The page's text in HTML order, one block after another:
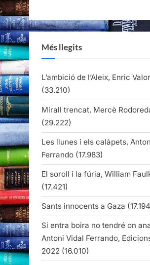
Més llegits
L’ambició de l’Aleix, Enric Valor
(33.210)
Mirall trencat, Mercè
(29.222)
Les llunes i els calàpets,
Ferrando (17.983)
El soroll i la fúria, William
(17.421)
Sants innocents a Gaza
Si entra boira no tendré on
Antoni Vidal Ferrando,
2022 (16.010)